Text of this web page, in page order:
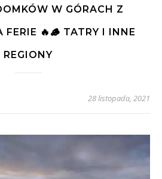
W GÓRACH Z
FERIE 🔥🪵 TATRY I INNE
REGIONY
28 listopada, 2021